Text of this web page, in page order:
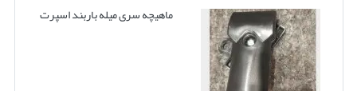
ماهیچه سری میله باربند اسپرت